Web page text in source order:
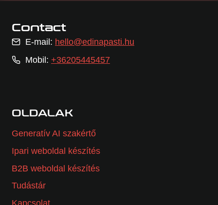
Contact
E-mail: hello@edinapasti.hu
Mobil: +36205445457
OLDALAK
Generatív AI szakértő
Ipari weboldal készítés
B2B weboldal készítés
Tudástár
Kapcsolat